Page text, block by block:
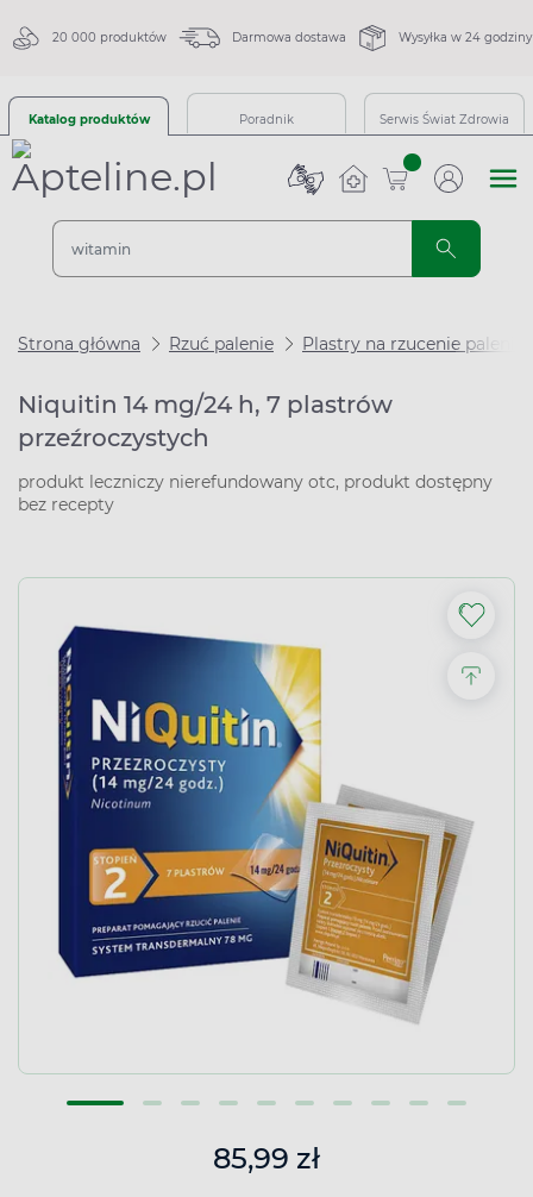
20 000 produktów Darmowa dostawa Wysyłka w 24 godziny
Katalog produktów Poradnik Serwis Świat Zdrowia
sztuk
Strona główna Rzuć palenie Plastry na rzucenie palenia
Niquitin 14 mg/24 h, 7 plastrów
przeźroczystych
produkt leczniczy nierefundowany otc, produkt dostępny
bez recepty
85,99 zł